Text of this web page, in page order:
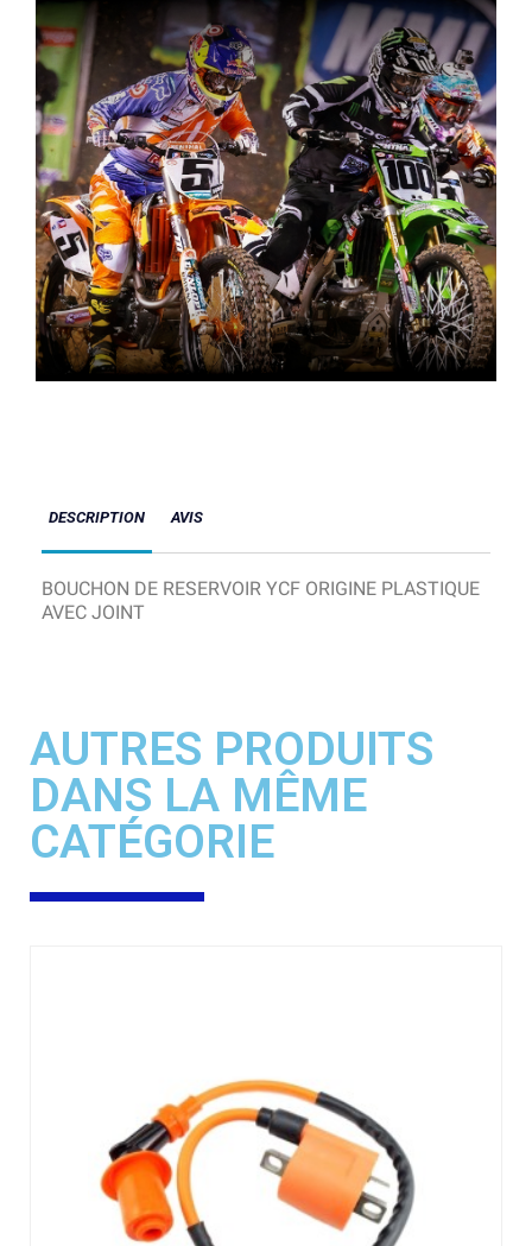
DESCRIPTION AVIS
BOUCHON DE RESERVOIR YCF ORIGINE PLASTIQUE
AVEC JOINT
AUTRES PRODUITS
DANS LA MÊME
CATÉGORIE